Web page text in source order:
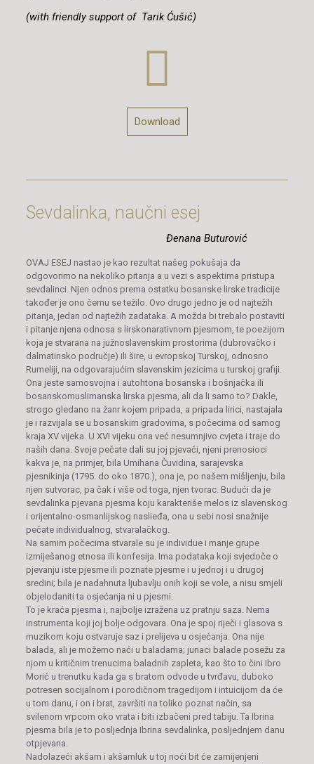
(with friendly support of Tarik Ćušić)
Download
Sevdalinka, naučni esej
Đenana Buturović
OVAJ ESEJ nastao je kao rezultat našeg pokušaja da
odgovorimo na nekoliko pitanja a u vezi s aspektima pristupa
sevdalinci. Njen odnos prema ostatku bosanske lirske tradicije
također je ono čemu se težilo. Ovo drugo jedno je od najtežih
pitanja, jedan od najtežih zadataka. A možda bi trebalo postaviti
i pitanje njena odnosa s lirskonarativnom pjesmom, te poezijom
koja je stvarana na južnoslavenskim prostorima (dubrovačko i
dalmatinsko područje) ili šire, u evropskoj Turskoj, odnosno
Rumeliji, na odgovarajućim slavenskim jezicima u turskoj grafiji.
Ona jeste samosvojna i autohtona bosanska i bošnjačka ili
bosanskomuslimanska lirska pjesma, ali da li samo to? Dakle,
strogo gledano na žanr kojem pripada, a pripada lirici, nastajala
je i razvijala se u bosanskim gradovima, s počecima od samog
kraja XV vijeka. U XVI vijeku ona već nesumnjivo cvjeta i traje do
naših dana. Svoje pečate dali su joj pjevači, njeni prenosioci
kakva je, na primjer, bila Umihana Čuvidina, sarajevska
pjesnikinja (1795. do oko 1870.), ona je, po našem mišljenju, bila
njen sutvorac, pa čak i više od toga, njen tvorac. Budući da je
sevdalinka pjevana pjesma koju karakteriše melos iz slavenskog
i orijentalno-osmanlijskog naslieđa, ona u sebi nosi snažnije
pečate individualnog, stvaralačkog.
Na samim počecima stvarale su je individue i manje grupe
izmiješanog etnosa ili konfesija. Ima podataka koji svjedoče o
pjevanju iste pjesme ili poznate pjesme i u jednoj i u drugoj
sredini; bila je nadahnuta ljubavlju onih koji se vole, a nisu smjeli
objelodaniti ta osjećanja ni u pjesmi.
To je kraća pjesma i, najbolje izražena uz pratnju saza. Nema
instrumenta koji joj bolje odgovara. Ona je spoj riječi i glasova s
muzikom koju ostvaruje saz i prelijeva u osjećanja. Ona nije
balada, ali je možemo naći u baladama; junaci balade posežu za
njom u kritičnim trenucima baladnih zapleta, kao što to čini Ibro
Morić u trenutku kada ga s bratom odvode u tvrđavu, duboko
potresen socijalnom i porodičnom tragedijom i intuicijom da će
u tom danu, i on i brat, završiti na toliko poznat način, sa
svilenom vrpcom oko vrata i biti izbačeni pred tabiju. Ta Ibrina
pjesma bila je to posljednja Ibrina sevdalinka, posljednjem danu
otpjevana.
Nadolazeći akšam i akšamluk u toj noći bit će zamijenjeni